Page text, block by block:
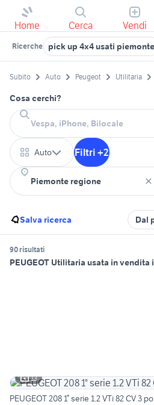
Home Cerca Vendi
Ricerche pick up 4x4 usati piemonte
Subito Auto Peugeot Utilitaria
Cosa cerchi?
Auto Filtri +2
Salva ricerca Dal
90 risultati
PEUGEOT Utilitaria usata in vendita
13
PEUGEOT 208 1° serie 1.2 VTi 82 CV 3